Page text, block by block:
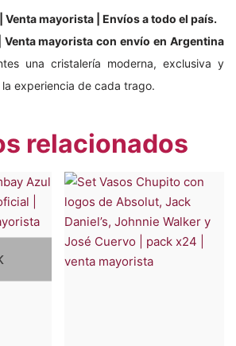
Venta mayorista | Envíos a todo el país.
mayorista con envío en Argentina
una cristalería moderna, exclusiva y
experiencia de cada trago.
relacionados